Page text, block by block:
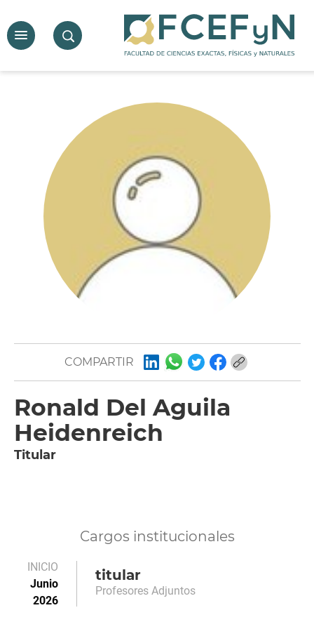
COMPARTIR
Ronald Del Aguila
Heidenreich
Titular
Cargos institucionales
INICIO
Junio
2026
titular
Profesores Adjuntos